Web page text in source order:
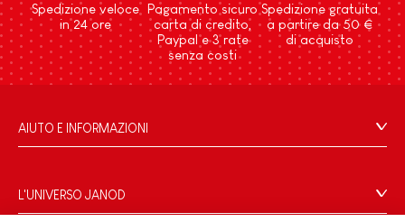
Spedizione veloce
in 24 ore
Pagamento sicuro
carta di credito,
Paypal e 3 rate
senza costi
Spedizione gratuita
a partire da 50 €
di acquisto
AIUTO E INFORMAZIONI
Domande Frequenti
Contatti
L'UNIVERSO JANOD